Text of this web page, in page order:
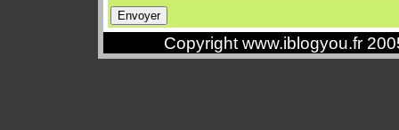
Copyright www.iblogyou.fr